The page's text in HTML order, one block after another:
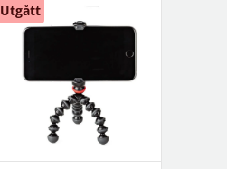
Utgått